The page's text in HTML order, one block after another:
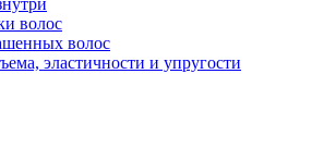
волос
волос
эластичности и упругости